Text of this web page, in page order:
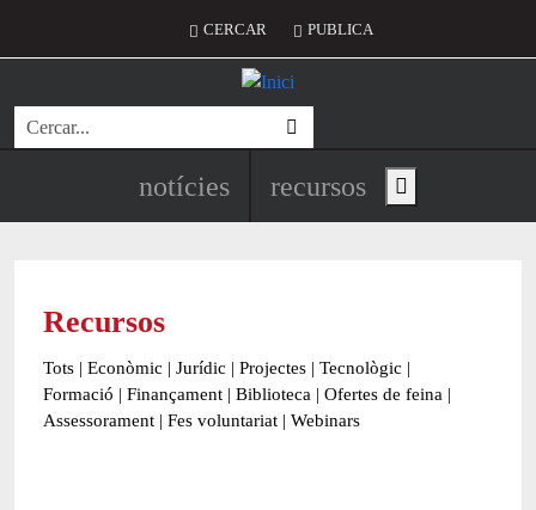
Menú del compte d'usuari
CERCAR PUBLICA
Cerca
Navegació principal de
notícies recursos Show main menu
Recursos
Tots | Econòmic | Jurídic | Projectes | Tecnològic |
Formació | Finançament | Biblioteca | Ofertes de feina |
Assessorament | Fes voluntariat | Webinars